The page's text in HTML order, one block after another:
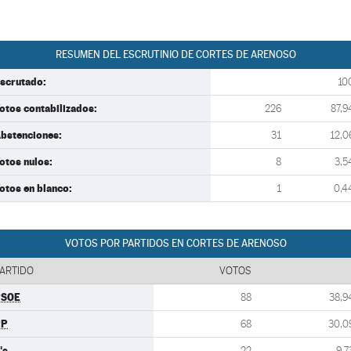
RESUMEN DEL ESCRUTINIO DE CORTES DE ARENOSO
contabilizados: 226
31
nulos: 8
en blanco: 1
VOTOS POR PARTIDOS EN CORTES DE ARENOSO
VOTOS
88
68